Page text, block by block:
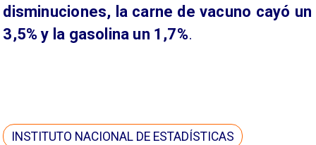
disminuciones, la carne de vacuno cayó un
3,5% y la gasolina un 1,7%.
INSTITUTO NACIONAL DE ESTADÍSTICAS